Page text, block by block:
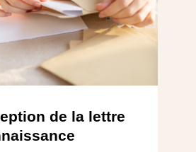
de la lettre